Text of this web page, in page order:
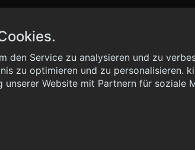
den Service zu analysieren und zu
zu optimieren und zu personalisieren.
Website mit Partnern für soziale
"url": "//graph.kinoheld.de:/graphql/